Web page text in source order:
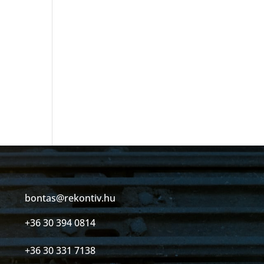
bontas@rekontiv.hu
+36 30 394 0814
+36 30 331 7138